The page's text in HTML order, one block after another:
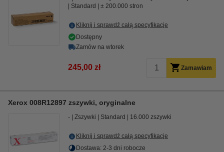
Standard
± 200.000 stron
Kliknij i sprawdź całą specyfikacje
Dostępny
Zamów na wtorek
245,00 zł Zamawiam
Xerox 008R12897 zszywki, oryginalne
- Zszywki Standard 16.000 zszywki
Kliknij i sprawdź całą specyfikacje
Dostawa: 2-3 dni robocze